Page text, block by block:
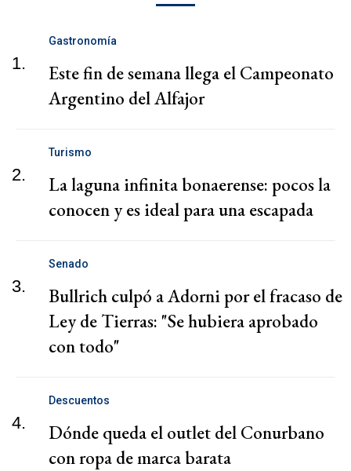
1.
Gastronomía
Este fin de semana llega el Campeonato
Argentino del Alfajor
2.
Turismo
La laguna infinita bonaerense: pocos la
conocen y es ideal para una escapada
3.
Senado
Bullrich culpó a Adorni por el fracaso de
Ley de Tierras: "Se hubiera aprobado
con todo"
4.
Descuentos
Dónde queda el outlet del Conurbano
con ropa de marca barata